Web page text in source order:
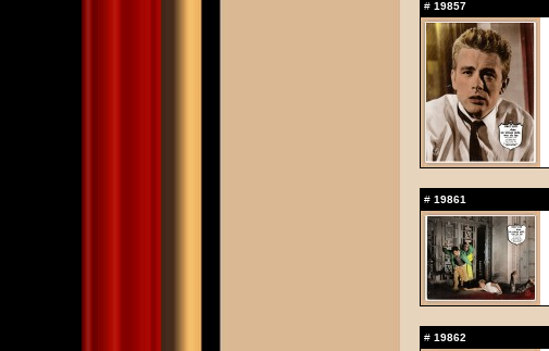
# 19857
# 19861
# 19862